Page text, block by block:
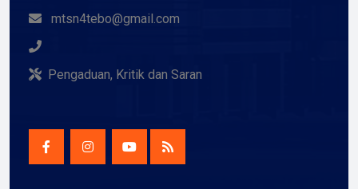
mtsn4tebo@gmail.com
Pengaduan, Kritik dan Saran